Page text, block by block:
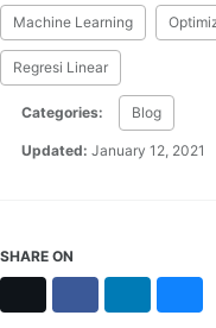
Machine Learning
Regresi Linear
Categories: Blog
Updated: January 12, 2021
SHARE ON